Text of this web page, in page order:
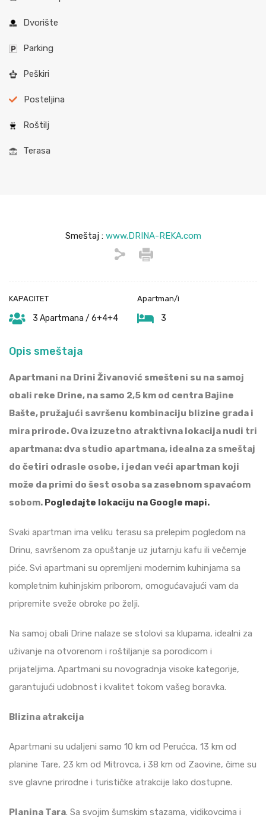
Dvorište
Parking
Peškiri
Posteljina
Roštilj
Terasa
Smeštaj : www.DRINA-REKA.com
KAPACITET
3 Apartmana / 6+4+4
Apartman/i
3
Opis smeštaja
Apartmani na Drini Živanović smešteni su na samoj
obali reke Drine, na samo 2,5 km od centra Bajine
Bašte, pružajući savršenu kombinaciju blizine grada i
mira prirode. Ova izuzetno atraktivna lokacija nudi tri
apartmana: dva studio apartmana, idealna za smeštaj
do četiri odrasle osobe, i jedan veći apartman koji
može da primi do šest osoba sa zasebnom spavaćom
sobom. Pogledajte lokaciju na Google mapi.
Svaki apartman ima veliku terasu sa prelepim pogledom na
Drinu, savršenom za opuštanje uz jutarnju kafu ili večernje
piće. Svi apartmani su opremljeni modernim kuhinjama sa
kompletnim kuhinjskim priborom, omogućavajući vam da
pripremite sveže obroke po želji.
Na samoj obali Drine nalaze se stolovi sa klupama, idealni za
uživanje na otvorenom i roštiljanje sa porodicom i
prijateljima. Apartmani su novogradnja visoke kategorije,
garantujući udobnost i kvalitet tokom vašeg boravka.
Blizina atrakcija
Apartmani su udaljeni samo 10 km od Perućca, 13 km od
planine Tare, 23 km od Mitrovca, i 38 km od Zaovine, čime su
sve glavne prirodne i turističke atrakcije lako dostupne.
Planina Tara. Sa svojim šumskim stazama, vidikovcima i